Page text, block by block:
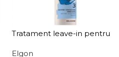
Tratament leave-in pentru
Luminoil Moisture Boost
Elgon